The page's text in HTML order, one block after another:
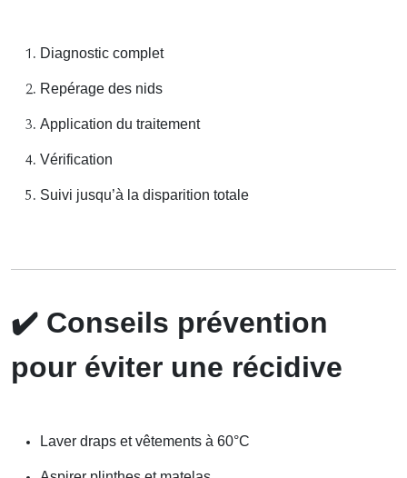
Diagnostic complet
Repérage des nids
Application du traitement
Vérification
Suivi jusqu’à la disparition totale
✔️ Conseils prévention
pour éviter une récidive
Laver draps et vêtements à 60°C